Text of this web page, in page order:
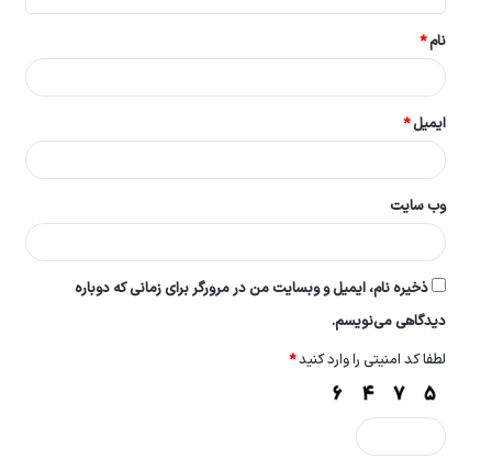
*
نام*
ایمیل*
وب‌ سایت
ذخیره نام، ایمیل و وبسایت من در مرورگر برای زمانی که دوباره
دیدگاهی می‌نویسم.
لطفا کد امنیتی را وارد کنید*